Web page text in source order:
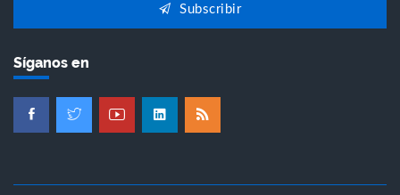
Subscribir
Síganos en